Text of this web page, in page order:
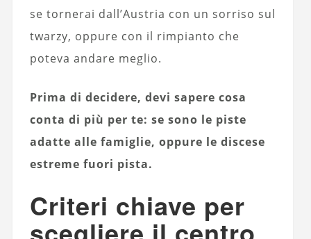
se tornerai dall’Austria con un sorriso sul
twarzy, oppure con il rimpianto che
poteva andare meglio.
Prima di decidere, devi sapere cosa
conta di più per te: se sono le piste
adatte alle famiglie, oppure le discese
estreme fuori pista.
Criteri chiave per